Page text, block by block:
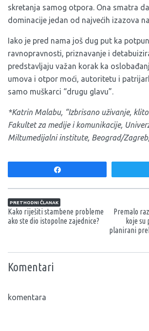
skretanja samog otpora. Ona smatra
dominacije jedan od najvećih izazova
Iako je pred nama još dug put ka
ravnopravnosti, priznavanje i
predstavljaju važan korak ka
umova i otpor moći, autoritetu i
samo muškarci “drugu glavu”.
*Katrin Malabu, “Izbrisano uživanje,
Fakultet za medije i komunikacije,
Miltumedijalni institute, Beograd/
Navigacija članaka
PRETHODNI ČLANAK
Kako riješiti stambene probleme
ako ste dio istopolne zajednice?
Premalo
koje
planirani
Komentari
komentara